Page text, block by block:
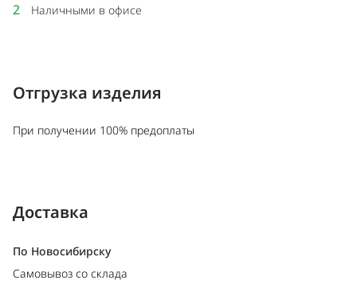
2 Наличными в офисе
Отгрузка изделия
При получении 100% предоплаты
Доставка
По Новосибирску
Самовывоз со склада